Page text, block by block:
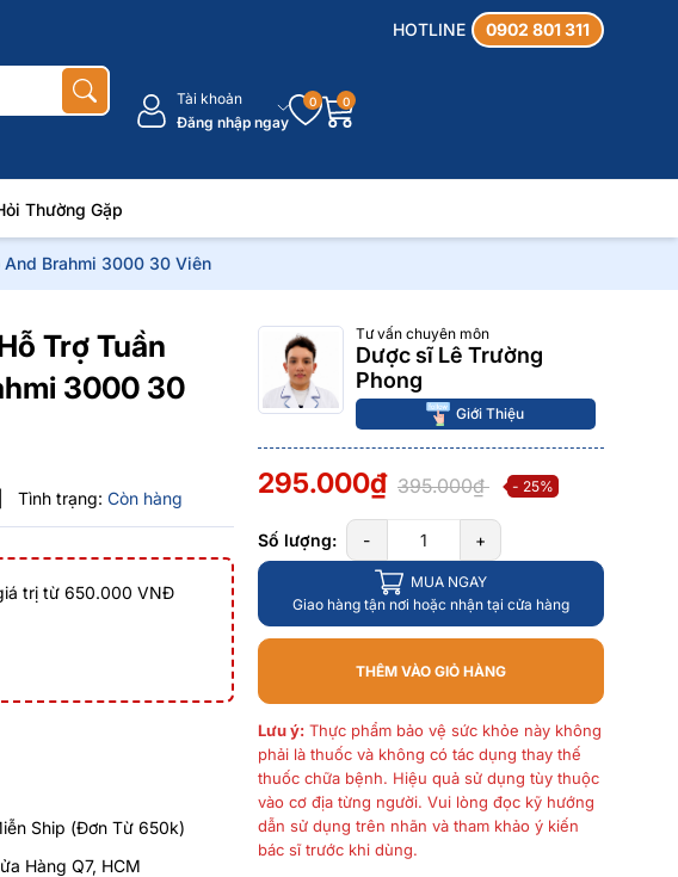
HOTLINE 0902 801 311
Tài khoản
Đăng nhập ngay
0 0
Thường Gặp
And Brahmi 3000 30 Viên
Trợ Tuần
3000 30
Tình trạng: Còn hàng
trị từ 650.000 VNĐ
Ship (Đơn Từ 650k)
Hàng Q7, HCM
Tư vấn chuyên môn
Dược sĩ Lê Trường
Phong
Giới Thiệu
295.000₫ 395.000₫ - 25%
Số lượng: - +
MUA NGAY
Giao hàng tận nơi hoặc nhận tại cửa hàng
THÊM VÀO GIỎ HÀNG
Lưu ý:Thực phẩm bảo vệ sức khỏe này không
phải là thuốc và không có tác dụng thay thế
thuốc chữa bệnh. Hiệu quả sử dụng tùy thuộc
vào cơ địa từng người. Vui lòng đọc kỹ hướng
dẫn sử dụng trên nhãn và tham khảo ý kiến
bác sĩ trước khi dùng.